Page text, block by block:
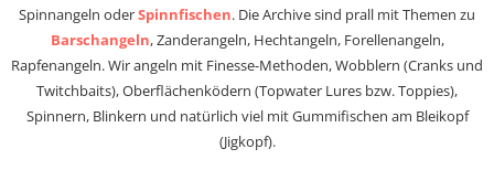
Spinnangeln oderSpinnfischen. Die Archive sind prall mit Themen zu
Barschangeln, Zanderangeln, Hechtangeln, Forellenangeln,
Rapfenangeln. Wir angeln mit Finesse-Methoden, Wobblern (Cranks und
Twitchbaits), Oberflächenködern (Topwater Lures bzw. Toppies),
Spinnern, Blinkern und natürlich viel mit Gummifischen am Bleikopf
(Jigkopf).